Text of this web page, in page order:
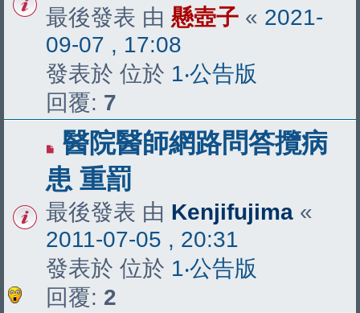
最後發表 由 懸壺子 « 2021-
09-07 , 17:08
發表於 位於 1‧公告版
回覆: 7
醫院醫師網路問答攬病
患 重罰
最後發表 由 Kenjifujima «
2011-07-05 , 20:31
發表於 位於 1‧公告版
回覆: 2